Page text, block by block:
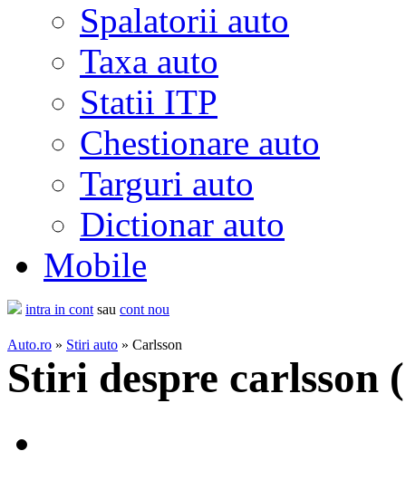
Spalatorii auto
Taxa auto
Statii ITP
Chestionare auto
Targuri auto
Dictionar auto
Mobile
intra in cont sau cont nou
Auto.ro » Stiri auto » Carlsson
Stiri despre carlsson (